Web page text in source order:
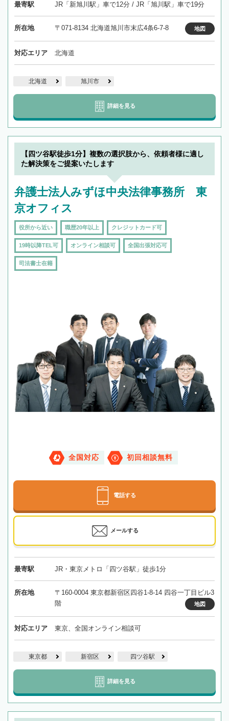
最寄駅 JR「新旭川駅」車で12分 / JR「旭川駅」車で19分
所在地 〒071-8134 北海道旭川市末広4条6-7-8 地図
対応エリア 北海道
北海道 旭川市
詳細を見る
【四ツ谷駅徒歩1分】複数の選択肢から、依頼者様に適し
た解決策をご提案いたします
弁護士法人みずほ中央法律事務所 東
京オフィス
役所から近い 職歴20年以上 クレジットカード可
19時以降TEL可 オンライン相談可 全国出張対応可
司法書士在籍
全国対応 初回相談無料
電話する
メールする
最寄駅 JR・東京メトロ「四ツ谷駅」徒歩1分
所在地
〒160-0004 東京都新宿区四谷1-8-14 四谷一丁目ビル3
階
地図
対応エリア 東京、全国オンライン相談可
東京都 新宿区 四ツ谷駅
詳細を見る